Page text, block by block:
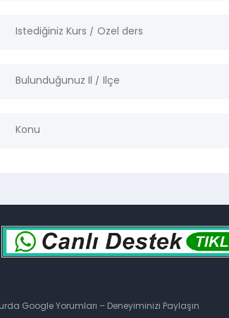
Google Yorumları – Deneyiminizi Paylaşın